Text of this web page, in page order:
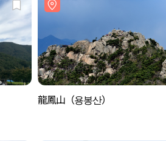
龍鳳山（용봉산）